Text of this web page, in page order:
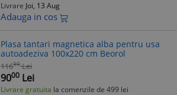
Livrare Joi, 13 Aug
Adauga in cos
Plasa tantari magnetica alba pentru usa
autoadeziva 100x220 cm Beorol
11699 Lei
9000 Lei
Livrare gratuita la comenzile de 499 lei